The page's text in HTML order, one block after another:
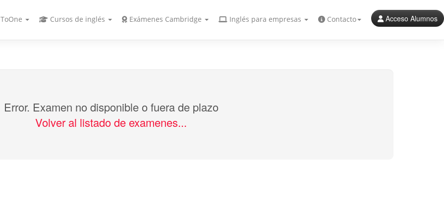
Cursos de inglés Exámenes Cambridge Inglés para empresas Contacto Acceso Alumnos
Error. Examen no disponible o fuera de plazo
Volver al listado de examenes...